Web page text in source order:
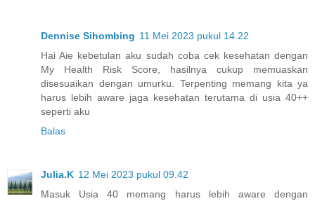
Dennise Sihombing 11 Mei 2023 pukul 14.22
Hai Aie kebetulan aku sudah coba cek kesehatan dengan
My Health Risk Score, hasilnya cukup memuaskan
disesuaikan dengan umurku. Terpenting memang kita ya
harus lebih aware jaga kesehatan terutama di usia 40++
seperti aku
Balas
Julia.K 12 Mei 2023 pukul 09.42
Masuk Usia 40 memang harus lebih aware dengan